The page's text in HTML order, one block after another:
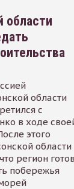
области
области
с
в ходе
этого
области
регион готов
побережья